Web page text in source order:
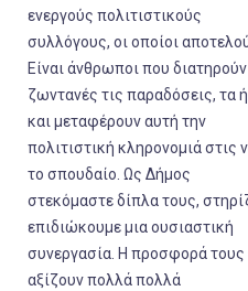
ενεργούς πολιτιστικούς
συλλόγους, οι οποίοι
Είναι άνθρωποι που διατηρούν
ζωντανές τις παραδόσεις, τα
και μεταφέρουν αυτή την
πολιτιστική κληρονομιά στις
το σπουδαίο. Ως Δήμος
στεκόμαστε δίπλα τους,
επιδιώκουμε μια ουσιαστική
συνεργασία. Η προσφορά τους
αξίζουν πολλά πολλά